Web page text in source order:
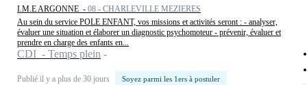
I.M.E ARGONNE - 08 - CHARLEVILLE MEZIERES
Au sein du service POLE ENFANT, vos missions et activités seront : - analyser,
évaluer une situation et élaborer un diagnostic psychomoteur - prévenir, évaluer et
prendre en charge des enfants en...
CDI - Temps plein
Publié il y a plus de 30 jours Soyez parmi les 1ers à postuler